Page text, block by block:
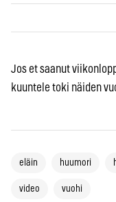
Jos et saanut
kuuntele toki näiden
eläin huumori
video vuohi